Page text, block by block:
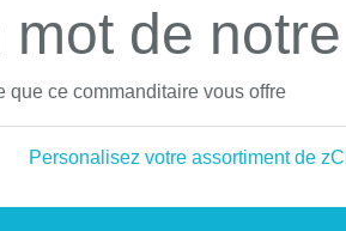
mot de
que ce commanditaire vous offre
Personalisez votre assortiment de